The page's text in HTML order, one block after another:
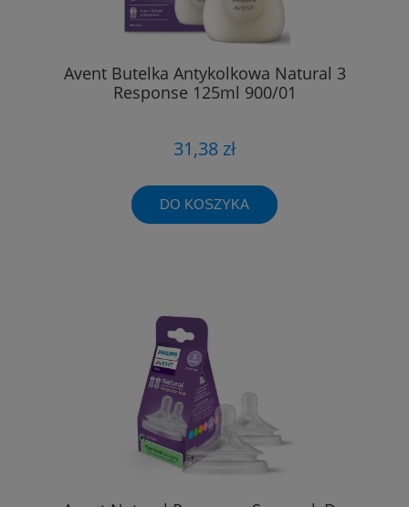
Avent Butelka Antykolkowa Natural 3
Response 125ml 900/01
31,38 zł
DO KOSZYKA